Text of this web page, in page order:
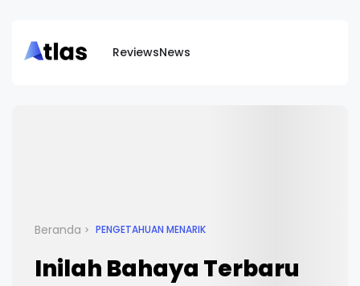
ReviewsNews
Beranda PENGETAHUAN MENARIK
Inilah Bahaya Terbaru